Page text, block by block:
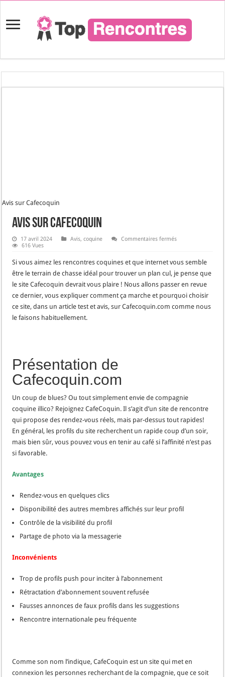
Avis sur Cafecoquin
Avis sur Cafecoquin
17 avril 2024 Avis,coquine Commentaires ferméssur
Cafecoquin
616 Vues
Si vous aimez les rencontres coquines et que internet vous semble
être le terrain de chasse idéal pour trouver un plan cul, je pense que
le site Cafecoquin devrait vous plaire ! Nous allons passer en revue
ce dernier, vous expliquer comment ça marche et pourquoi choisir
ce site, dans un article test et avis, sur Cafecoquin.com comme nous
le faisons habituellement.
Présentation de
Cafecoquin.com
Un coup de blues? Ou tout simplement envie de compagnie
coquine illico? Rejoignez CafeCoquin. Il s’agit d’un site de rencontre
qui propose des rendez-vous réels, mais par-dessus tout rapides!
En général, les profils du site recherchent un rapide coup d’un soir,
mais bien sûr, vous pouvez vous en tenir au café si l’affinité n’est pas
si favorable.
Avantages
Rendez-vous en quelques clics
Disponibilité des autres membres affichés sur leur profil
Contrôle de la visibilité du profil
Partage de photo via la messagerie
Inconvénients
Trop de profils push pour inciter à l’abonnement
Rétractation d’abonnement souvent refusée
Fausses annonces de faux profils dans les suggestions
Rencontre internationale peu fréquente
Comme son nom l’indique, CafeCoquin est un site qui met en
connexion les personnes recherchant de la compagnie, que ce soit